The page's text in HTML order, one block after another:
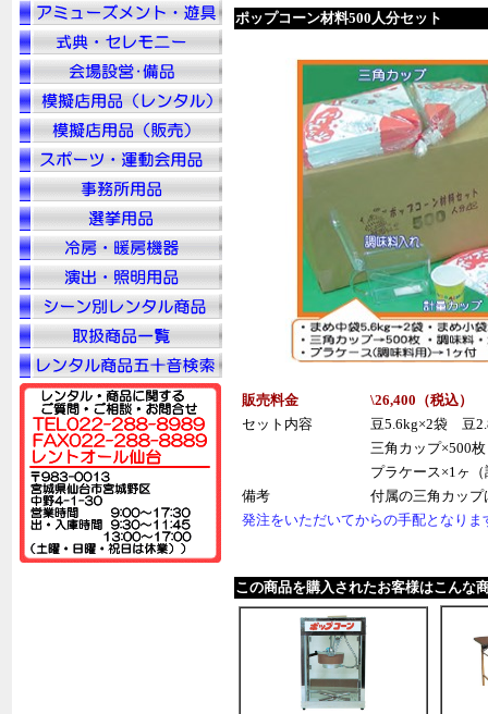
ポップコーン材料500人分セット
販売料金 \26,400（税込）
セット内容
豆5.6kg×2袋 豆
三角カップ×500
プラケース×1ヶ
備考
付属の三角カッ
発注をいただいてからの手配となり
この商品を購入されたお客様はこんな